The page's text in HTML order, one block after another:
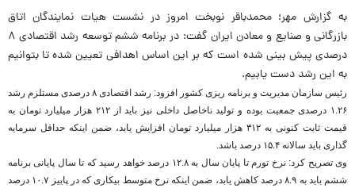
به گزارش مهر؛ محمدباقر نوبخت امروز در نشست هیات نمایندگان اتاق
بازرگانی و صنایع و معادن ایران گفت: در برنامه ششم توسعه رشد اقتصادی ۸
درصدی پیش بینی شده است که بر این اساس اهدافی تعیین شده تا بتوانیم
به این رشد دست یابیم.
رئیس سازمان مدیریت و برنامه ریزی کشور افزود: رشد اقتصادی ۸ درصدی مستلزم رشد
۱.۲۶ درصدی جمعیت بوده و تولید ناخاصل داخلی نیز باید از ۲۱۲ هزار میلیارد تومان به
قیمت ثابت کنونی به ۳۱۲ هزار میلیارد تومان افزایش یابد، ضمن اینکه حداقل سرمایه
گذاری باید سالانه ۱۵.۴ درصد باشد.
وی تصریح کرد: نرخ تورم تا پایان سال به ۱۲.۸ درصد خواهد رسید که تا سال پایانی برنامه
ششم باید به ۸.۹ درصد کاهش یابد، ضمن اینکه نرخ متوسط بیکاری که در پاییز ۱۰.۷ درصد